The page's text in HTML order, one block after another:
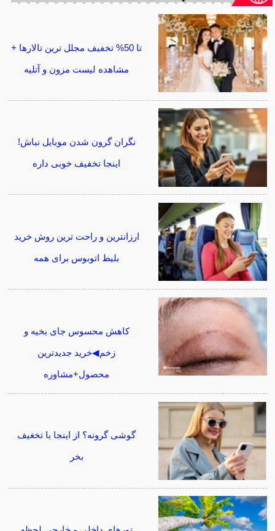
تا 50% تخفیف مجلل ترین تالارها +
مشاهده لیست مزون و آتلیه
نگران گرون شدن موبایل نباش!
اینجا تخفیف خوبی داره
ارزانترین و راحت ترین روش خرید
بلیط اتوبوس برای همه
کاهش محسوس جای بخیه و
زخم◀خرید جدیدترین
محصول+مشاوره
گوشی گرونه؟ از اینجا با تخغیف
بخر